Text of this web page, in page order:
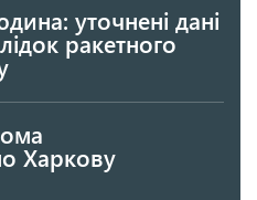
уточнені дані
ракетного
Харкову